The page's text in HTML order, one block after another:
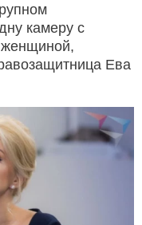
камеру с
женщиной,
Ева